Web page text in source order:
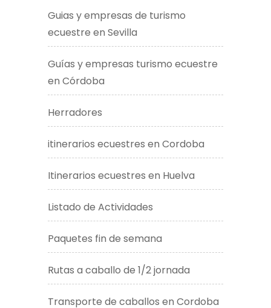
Guias y empresas de turismo
ecuestre en Sevilla
Guías y empresas turismo ecuestre
en Córdoba
Herradores
itinerarios ecuestres en Cordoba
Itinerarios ecuestres en Huelva
Listado de Actividades
Paquetes fin de semana
Rutas a caballo de 1/2 jornada
Transporte de caballos en Cordoba